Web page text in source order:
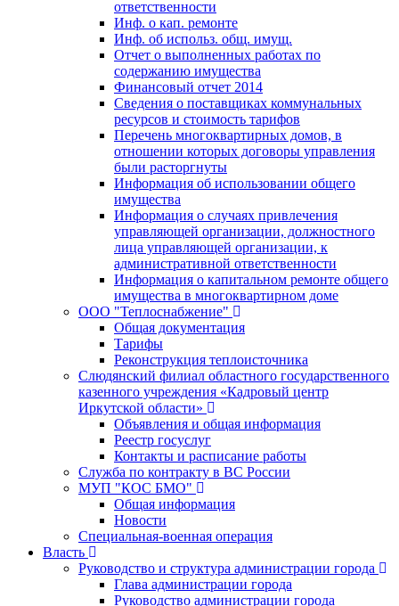
ответственности
Инф. о кап. ремонте
Инф. об использ. общ. имущ.
Отчет о выполненных работах по
содержанию имущества
Финансовый отчет 2014
Сведения о поставщиках коммунальных
ресурсов и стоимость тарифов
Перечень многоквартирных домов, в
отношении которых договоры управления
были расторгнуты
Информация об использовании общего
имущества
Информация о случаях привлечения
управляющей организации, должностного
лица управляющей организации, к
административной ответственности
Информация о капитальном ремонте общего
имущества в многоквартирном доме
ООО "Теплоснабжение"
Общая документация
Тарифы
Реконструкция теплоисточника
Слюдянский филиал областного государственного
казенного учреждения «Кадровый центр
Иркутской области»
Объявления и общая информация
Реестр госуслуг
Контакты и расписание работы
Служба по контракту в ВС России
МУП "КОС БМО"
Общая информация
Новости
Специальная-военная операция
Власть
Руководство и структура администрации города
Глава администрации города
Руководство администрации города